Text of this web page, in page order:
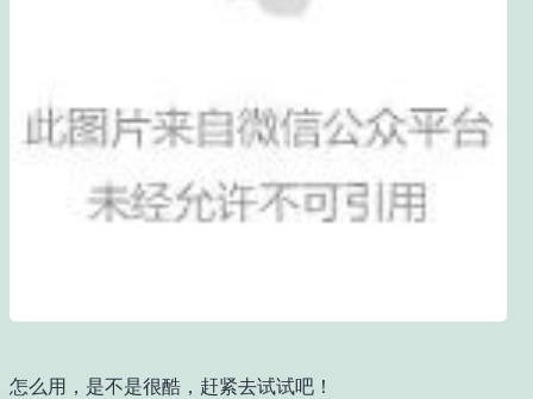
怎么用，是不是很酷，赶紧去试试吧！